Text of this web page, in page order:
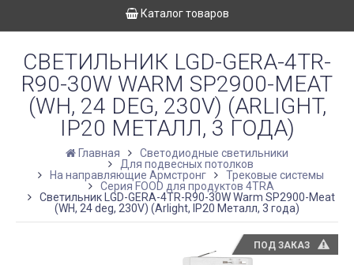
Каталог товаров
СВЕТИЛЬНИК LGD-GERA-4TR-
R90-30W WARM SP2900-MEAT
(WH, 24 DEG, 230V) (ARLIGHT,
IP20 МЕТАЛЛ, 3 ГОДА)
Главная
Светодиодные светильники
Для подвесных потолков
На направляющие Армстронг
Трековые системы
Серия FOOD для продуктов 4TRA
Светильник LGD-GERA-4TR-R90-30W Warm SP2900-Meat
(WH, 24 deg, 230V) (Arlight, IP20 Металл, 3 года)
ПОД ЗАКАЗ